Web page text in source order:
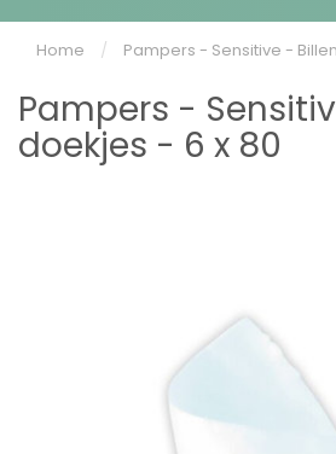
Home / Pampers - Sensitive -
Pampers -
doekjes - 6 x 80